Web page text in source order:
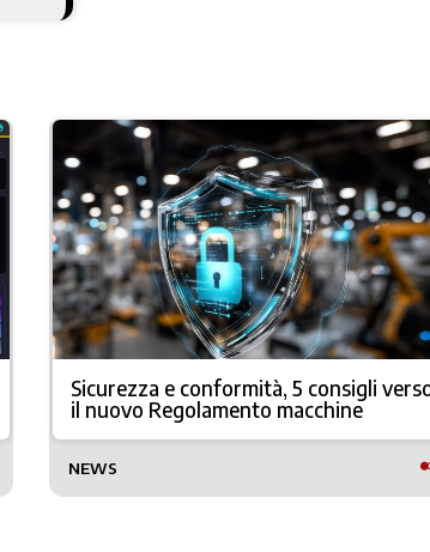
Sicurezza e conformità, 5 consigli
il nuovo Regolamento macchine
NEWS